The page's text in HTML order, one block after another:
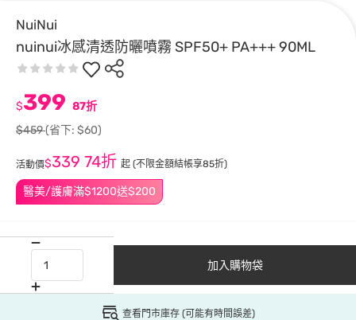
NuiNui
nuinui冰感清透防曬噴霧 SPF50+ PA+++ 90ML
醫美/護膚滿$1200送$200
$399 87折
$459(省下: $60)
活動價$339 74折 起 (不限金額結帳享85折)
加入購物袋
查看門市庫存 (可能有時間誤差)